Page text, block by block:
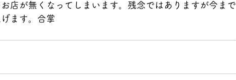
店が無くなってしまいます。残念ではありますが今まで
ます。合掌